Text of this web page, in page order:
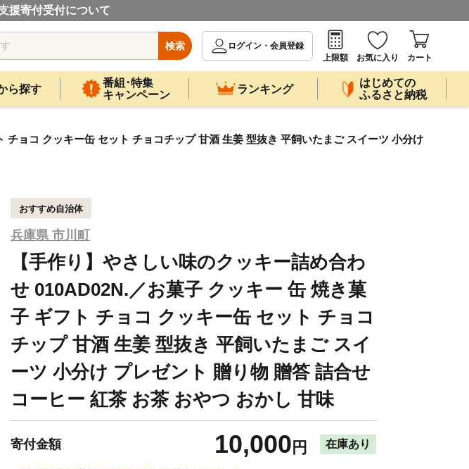
援寄付受付について
検索
ログイン・会員登録
上限額
お気に入り カート
ら探す
番組･特集
キャンペーン
ランキング
はじめての
ふるさと納税
ョコ クッキー缶 セット チョコチップ 甘酒 生姜 型抜き 平飼いたまご スイーツ 小分け
おすすめ自治体
兵庫県 市川町
【手作り】やさしい味のクッキー詰め合わ
せ 010AD02N.／お菓子 クッキー 缶 焼き菓
子 ギフト チョコ クッキー缶 セット チョコ
チップ 甘酒 生姜 型抜き 平飼いたまご スイ
ーツ 小分け プレゼント 贈り物 贈答 詰合せ
コーヒー 紅茶 お茶 おやつ おかし 甘味
寄付金額 10,000 円 在庫あり